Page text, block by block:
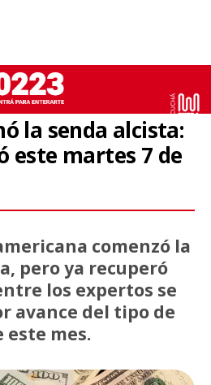
la senda alcista:
este martes 7 de
comenzó la
pero ya recuperó
los expertos se
avance del tipo de
mes.